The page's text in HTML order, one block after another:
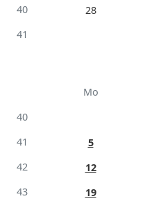
40
28
41
Mo
40
41
5
42
12
43
19